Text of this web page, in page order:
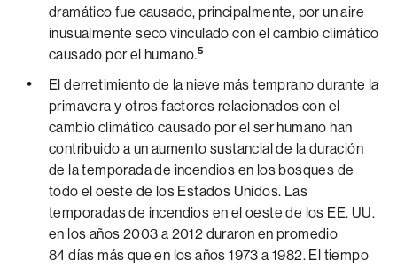
dramático fue causado, principalmente, por un aire
inusualmente seco vinculado con el cambio climático
causado por el humano.5
El derretimiento de la nieve más temprano durante la
primavera y otros factores relacionados con el
cambio climático causado por el ser humano han
contribuido a un aumento sustancial de la duración
de la temporada de incendios en los bosques de
todo el oeste de los Estados Unidos. Las
temporadas de incendios en el oeste de los EE. UU.
en los años 2003 a 2012 duraron en promedio
84 días más que en los años 1973 a 1982. El tiempo